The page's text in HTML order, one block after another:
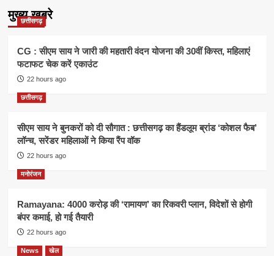
मुख्य खबरे
छत्तीसगढ़
CG : सीएम साय ने जारी की महतारी वंदन योजना की 30वीं किस्त, महिलाएं
फटाफट चेक करें एकाउंट
22 hours ago
छत्तीसगढ़
सीएम साय ने बुनकरों को दी सौगात : छत्तीसगढ़ का हैंडलूम ब्रांड ‘कोशल फैब’
लॉन्च, सरेंडर महिलाओं ने किया रैंप वॉक
22 hours ago
मनोरंजन
Ramayana: 4000 करोड़ की ‘रामायण’ का रिकवरी प्लान, विदेशों से होगी
बंपर कमाई, हो गई तैयारी
22 hours ago
News खेल